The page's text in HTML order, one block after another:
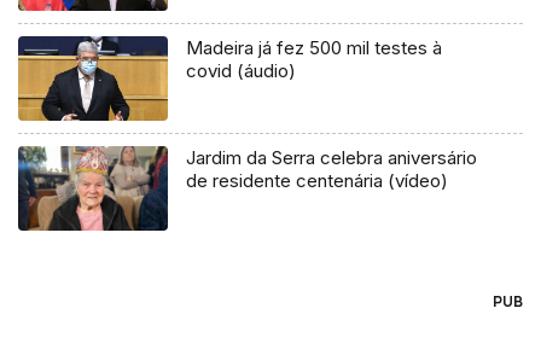
Madeira já fez 500 mil testes à
covid (áudio)
Jardim da Serra celebra aniversário
de residente centenária (vídeo)
PUB